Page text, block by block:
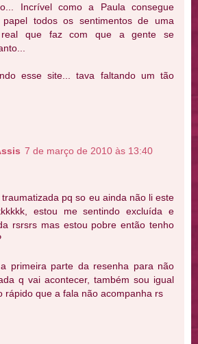
Incrível como a Paula consegue
todos os sentimentos de uma
que faz com que a gente se
esse site... tava faltando um tão
7 de março de 2010 às 13:40
pq so eu ainda não li este
estou me sentindo excluída e
rsrsrs mas estou pobre então tenho
primeira parte da resenha para não
q vai acontecer, também sou igual
rápido que a fala não acompanha rs